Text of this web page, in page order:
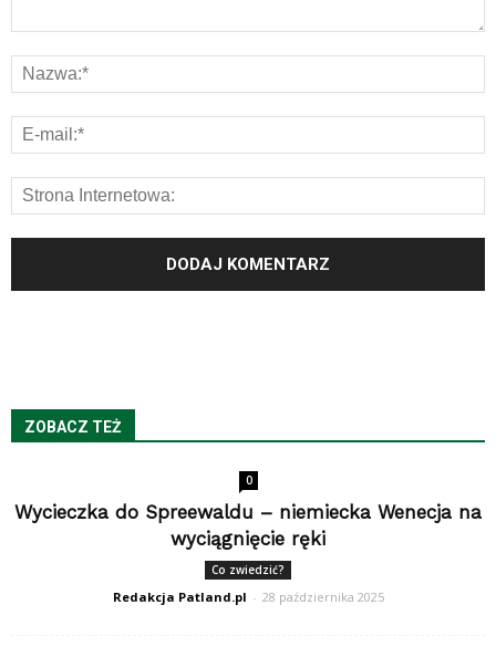
ZOBACZ TEŻ
0
Wycieczka do Spreewaldu – niemiecka Wenecja na
wyciągnięcie ręki
Co zwiedzić?
Redakcja Patland.pl - 28 października 2025